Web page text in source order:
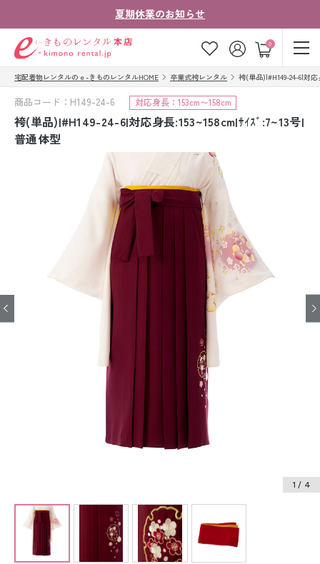
夏期休業のお知らせ
0
ゲスト
お気に入り ログイン カート
ご注文の流れ
会社案内
お客様の声
法人・グループの
お客様はこちら
七五三レンタル
訪問着・付下げレンタル
ジュニア着物レンタル
ジュニア洋装レンタル
宅配着物レンタルのｅ-きものレンタルHOME 卒業式袴レンタル 袴(単品)|#H149-24-6|対
商品コード：H149-24-6 対応身長：153cm〜158cm
袴(単品)|#H149-24-6|対応身長:153~158cm|ｻｲｽﾞ:7~13号|
普通体型
1 / 4